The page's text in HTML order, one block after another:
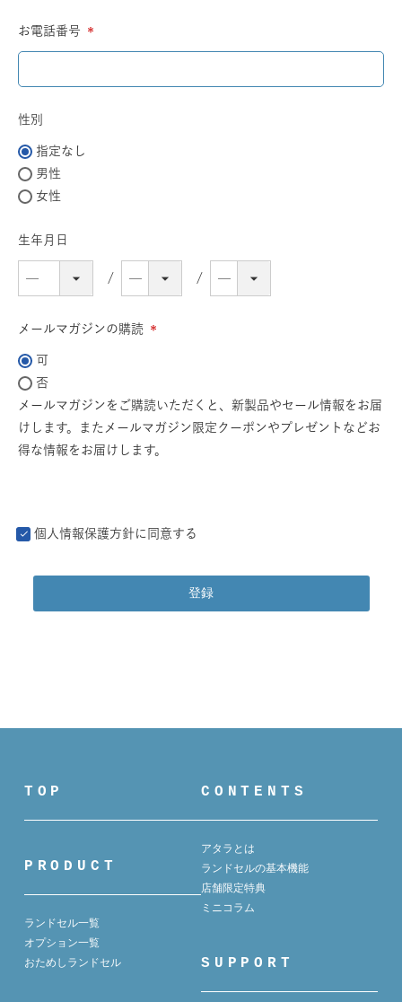
お電話番号
(必
性別
指定なし
男性
女性
生年月日
メールマガジンの購読
可
否
メールマガジンをご購読いただくと、新製品やセール情報をお届
けします。またメールマガジン限定クーポンやプレゼントなどお
得な情報をお届けします。
個人情報保護方針に同意する
登録
TOP
PRODUCT
ランドセル一覧
オプション一覧
おためしランドセル
CONTENTS
アタラとは
ランドセルの基本機能
店舗限定特典
ミニコラム
SUPPORT